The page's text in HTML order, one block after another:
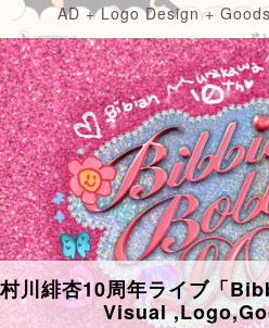
AD + Logo Design +
村川緋杏10周年ライブ「
Visual